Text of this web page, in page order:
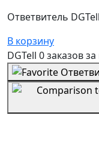
Ответвитель
В корзину
DGTell 0 заказов